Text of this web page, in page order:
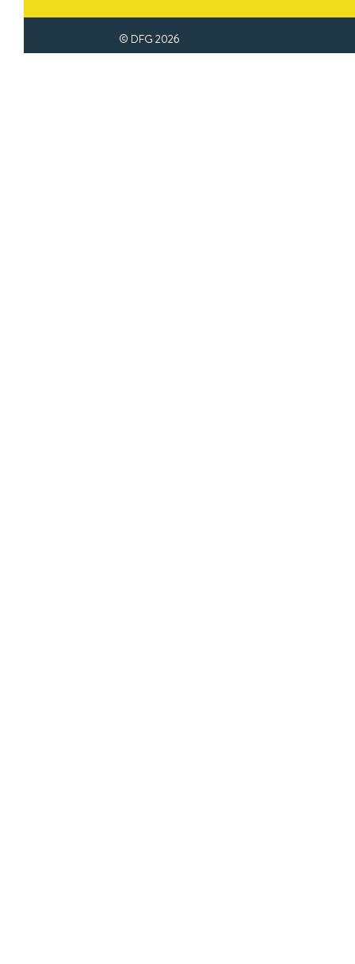
© DFG 2026